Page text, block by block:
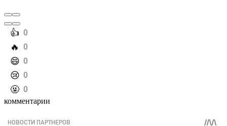
️👍 0
️🔥 0
️😄 0
️😢 0
️🤬 0
комментарии